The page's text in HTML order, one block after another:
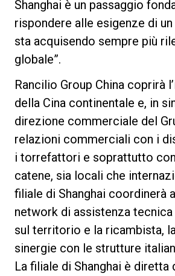
Shanghai è un passaggio
rispondere alle esigenze di
sta acquisendo sempre più
globale”.
Rancilio Group China coprirà
della Cina continentale e, in
direzione commerciale del
relazioni commerciali con i
i torrefattori e soprattutto
catene, sia locali che
filiale di Shanghai coordinerà
network di assistenza
sul territorio e la ricambista,
sinergie con le strutture
La filiale di Shanghai è diretta